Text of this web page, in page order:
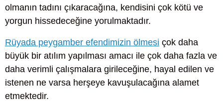
olmanın tadını çıkaracağına, kendisini çok kötü ve
yorgun hissedeceğine yorulmaktadır.
Rüyada peygamber efendimizin ölmesi çok daha
büyük bir atılım yapılması amacı ile çok daha fazla ve
daha verimli çalışmalara girileceğine, hayal edilen ve
istenen ne varsa herşeye kavuşulacağına alamet
etmektedir.